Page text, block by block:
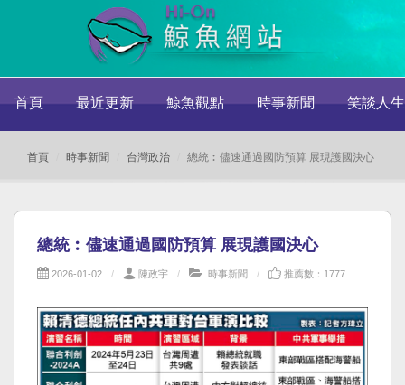
首頁 最近更新 鯨魚觀點 時事新聞 笑談人生
首頁 時事新聞 台灣政治 總統︰儘速通過國防預算 展現護國決心
總統︰儘速通過國防預算 展現護國決心
2026-01-02 陳政宇 時事新聞 推薦數：1777